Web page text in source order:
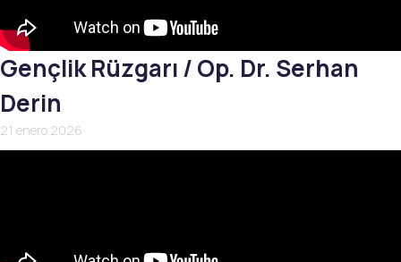
Gençlik Rüzgarı / Op. Dr. Serhan
Derin
21 enero 2026